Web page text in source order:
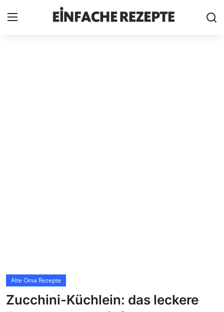
Alte Oma Rezepte
Zucchini-Küchlein: das leckere